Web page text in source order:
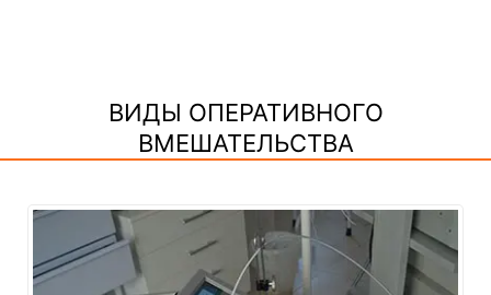
ВИДЫ ОПЕРАТИВНОГО
ВМЕШАТЕЛЬСТВА